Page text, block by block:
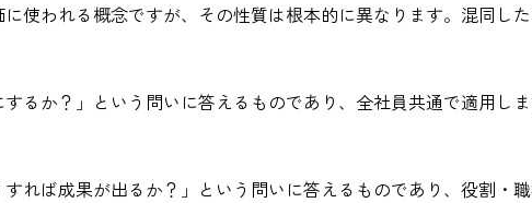
使われる概念ですが、その性質は根本的に異なります。混同し
るか？」という問いに答えるものであり、全社員共通で適用し
すれば成果が出るか？」という問いに答えるものであり、役割・